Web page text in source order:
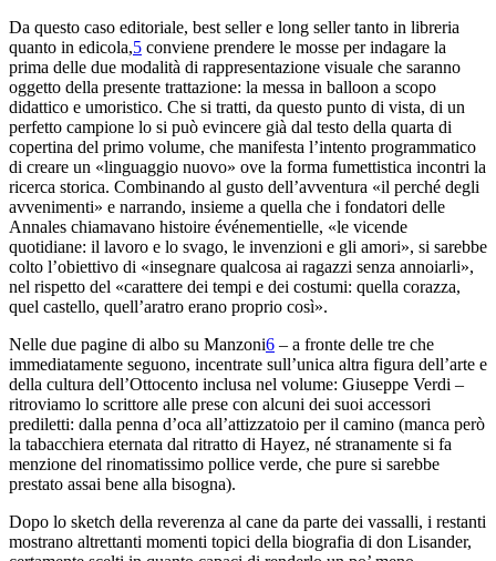
Da questo caso editoriale, best sellere long sellertanto in libreria
quanto in edicola,5 conviene prendere le mosse per indagare la
prima delle due modalità di rappresentazione visuale che saranno
oggetto della presente trattazione: la messa in balloon a scopo
didattico e umoristico. Che si tratti, da questo punto di vista, di un
perfetto campione lo si può evincere già dal testo della quarta di
copertina del primo volume, che manifesta l’intento programmatico
di creare un «linguaggio nuovo» ove la forma fumettistica incontri la
ricerca storica. Combinando al gusto dell’avventura «il perché degli
avvenimenti» e narrando, insieme a quella che i fondatori delle
Annales chiamavano histoire événementielle, «le vicende
quotidiane: il lavoro e lo svago, le invenzioni e gli amori», si sarebbe
colto l’obiettivo di «insegnare qualcosa ai ragazzi senza annoiarli»,
nel rispetto del «carattere dei tempi e dei costumi: quella corazza,
quel castello, quell’aratro erano proprio così».
Nelle due pagine di albo su Manzoni6 – a fronte delle tre che
immediatamente seguono, incentrate sull’unica altra figura dell’arte e
della cultura dell’Ottocento inclusa nel volume: Giuseppe Verdi –
ritroviamo lo scrittore alle prese con alcuni dei suoi accessori
prediletti: dalla penna d’oca all’attizzatoio per il camino (manca però
la tabacchiera eternata dal ritratto di Hayez, né stranamente si fa
menzione del rinomatissimo pollice verde, che pure si sarebbe
prestato assai bene alla bisogna).
Dopo lo sketch della reverenza al cane da parte dei vassalli, i restanti
mostrano altrettanti momenti topici della biografia di don Lisander,